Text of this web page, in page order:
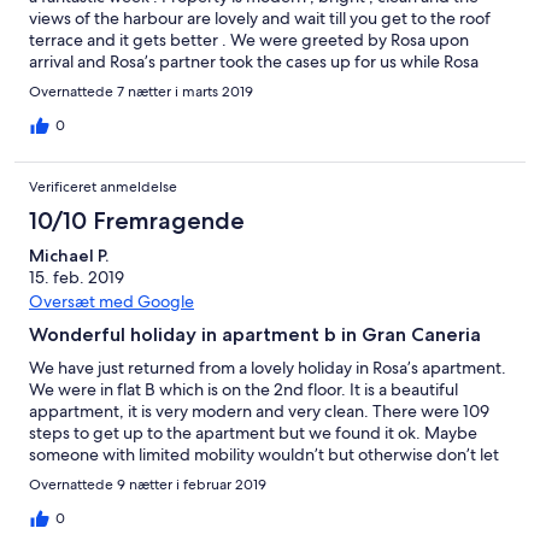
views of the harbour are lovely and wait till you get to the roof
terrace and it gets better . We were greeted by Rosa upon
arrival and Rosa’s partner took the cases up for us while Rosa
showed us around the property . We will definitely consider
Overnattede 7 nætter i marts 2019
0
Verificeret anmeldelse
10/10 Fremragende
Michael P.
15. feb. 2019
Oversæt med Google
Wonderful holiday in apartment b in Gran Caneria
We have just returned from a lovely holiday in Rosa’s apartment.
We were in flat B which is on the 2nd floor. It is a beautiful
appartment, it is very modern and very clean. There were 109
steps to get up to the apartment but we found it ok. Maybe
someone with limited mobility wouldn’t but otherwise don’t let
the steps put you off! Rosa and her husband met us at the flat
holiday). They are very nice, spoke English and were very
Overnattede 9 nætter i februar 2019
0